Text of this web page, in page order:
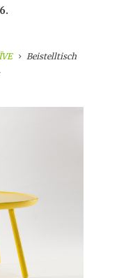
Beistelltisch